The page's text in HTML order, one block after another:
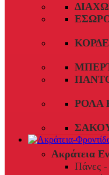
ΡΟΛΆ
Ακράτεια
Πάνες